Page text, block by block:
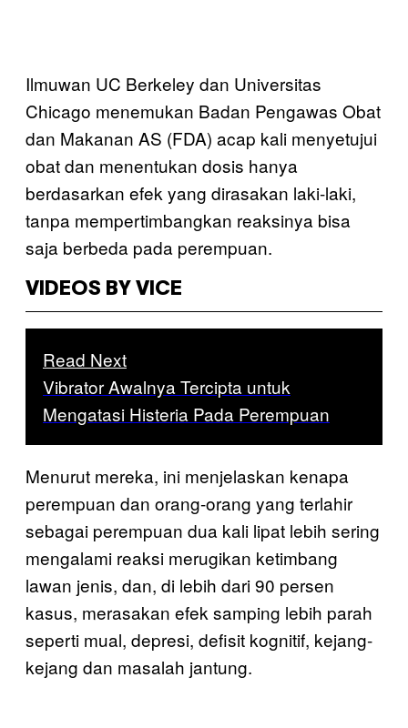
Ilmuwan UC Berkeley dan Universitas
Chicago menemukan Badan Pengawas Obat
dan Makanan AS (FDA) acap kali menyetujui
obat dan menentukan dosis hanya
berdasarkan efek yang dirasakan laki-laki,
tanpa mempertimbangkan reaksinya bisa
saja berbeda pada perempuan.
VIDEOS BY VICE
Read Next
Vibrator Awalnya Tercipta untuk
Mengatasi Histeria Pada Perempuan
Menurut mereka, ini menjelaskan kenapa
perempuan dan orang-orang yang terlahir
sebagai perempuan dua kali lipat lebih sering
mengalami reaksi merugikan ketimbang
lawan jenis, dan, di lebih dari 90 persen
kasus, merasakan efek samping lebih parah
seperti mual, depresi, defisit kognitif, kejang-
kejang dan masalah jantung.